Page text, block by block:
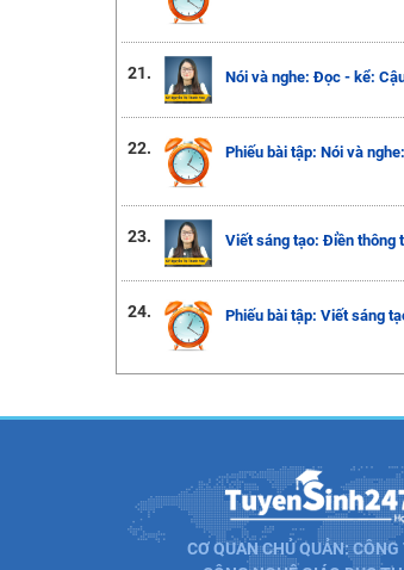
21. Nói và nghe: Đọc - kể:
22. Phiếu bài tập: Nói và
23. Viết sáng tạo: Điền thông
24. Phiếu bài tập: Viết sáng
CƠ QUAN CHỦ QUẢN: